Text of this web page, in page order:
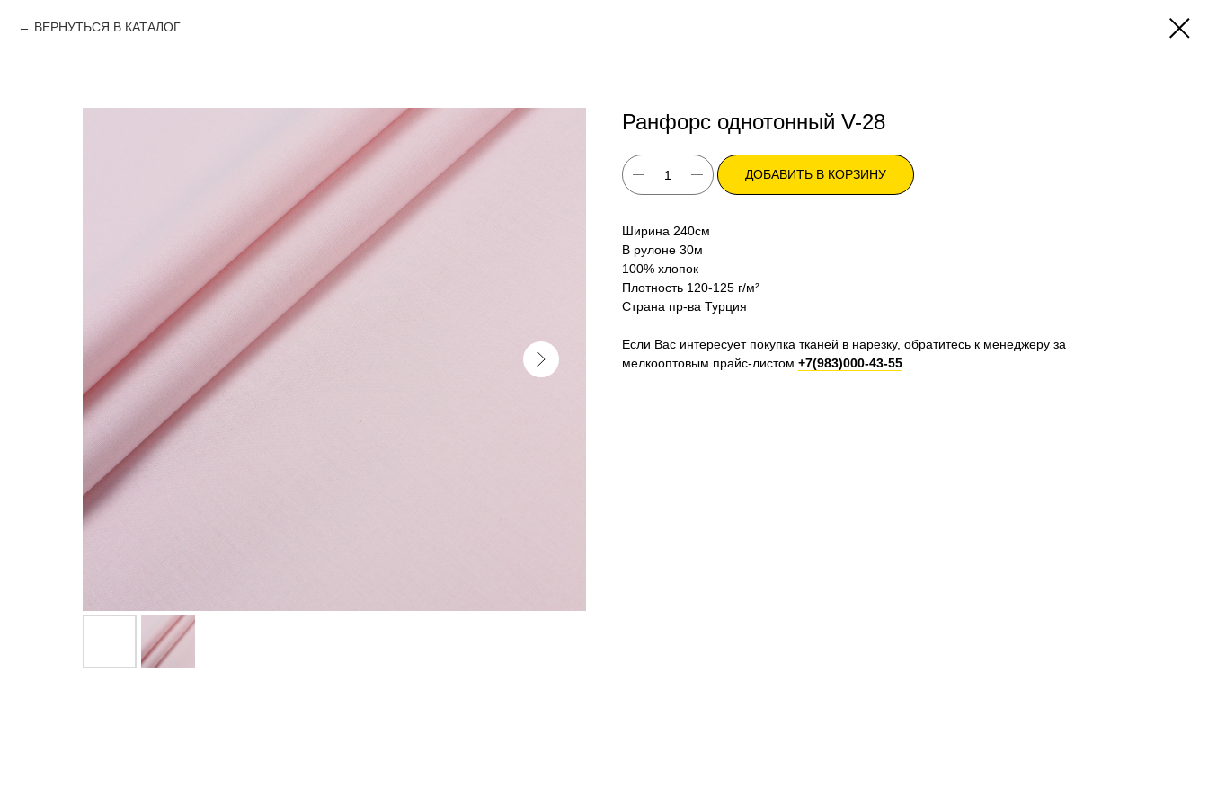
ВЕРНУТЬСЯ В КАТАЛОГ
Ранфорс однотонный V-28
ДОБАВИТЬ В КОРЗИНУ
Ширина 240см
В рулоне 30м
100% хлопок
Плотность 120-125 г/м²
Страна пр-ва Турция
Если Вас интересует покупка тканей в нарезку, обратитесь к менеджеру за
мелкооптовым прайс-листом +7(983)000-43-55